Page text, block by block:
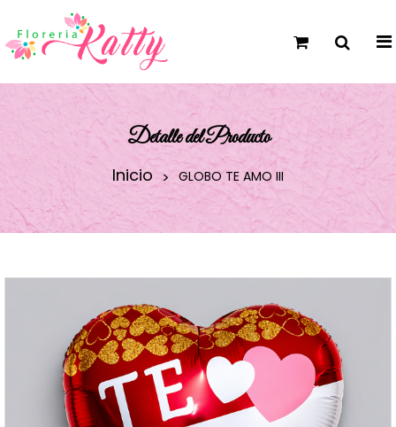
Detalle del Producto
Inicio GLOBO TE AMO III